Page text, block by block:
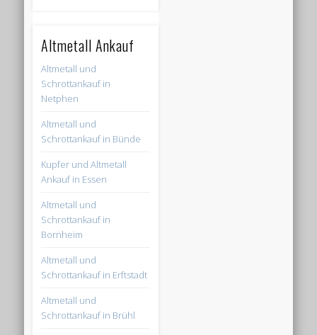
Altmetall Ankauf
Altmetall und
Schrottankauf in
Netphen
Altmetall und
Schrottankauf in Bünde
Kupfer und Altmetall
Ankauf in Essen
Altmetall und
Schrottankauf in
Bornheim
Altmetall und
Schrottankauf in Erftstadt
Altmetall und
Schrottankauf in Brühl